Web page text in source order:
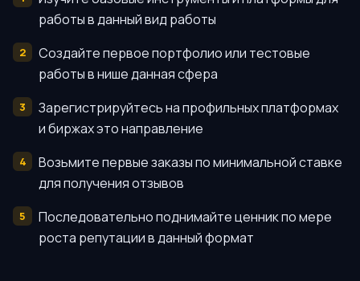
работы в данный вид работы
Создайте первое портфолио или тестовые
работы в нише данная сфера
Зарегистрируйтесь на профильных платформах
и биржах это направление
Возьмите первые заказы по минимальной ставке
для получения отзывов
Последовательно поднимайте ценник по мере
роста репутации в данный формат